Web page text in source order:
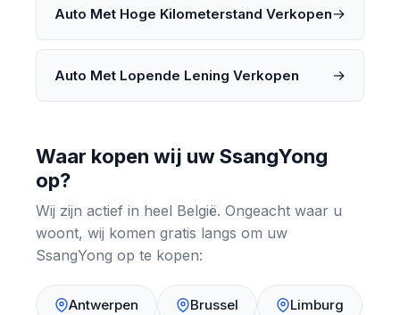
Auto Met Hoge Kilometerstand Verkopen→
Auto Met Lopende Lening Verkopen →
Waar kopen wij uw SsangYong
op?
Wij zijn actief in heel België. Ongeacht waar u
woont, wij komen gratis langs om uw
SsangYong op te kopen:
Antwerpen Brussel Limburg